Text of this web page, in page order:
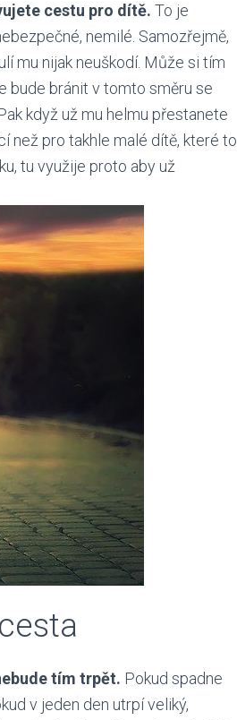
cestu pro dítě. To je
nemilé. Samozřejmě,
mu nijak neuškodí. Může si tím
bude bránit v tomto směru se
když už mu helmu přestanete
než pro takhle malé dítě, které to
tu využije proto aby už
tím trpět. Pokud spadne
v jeden den utrpí veliký,